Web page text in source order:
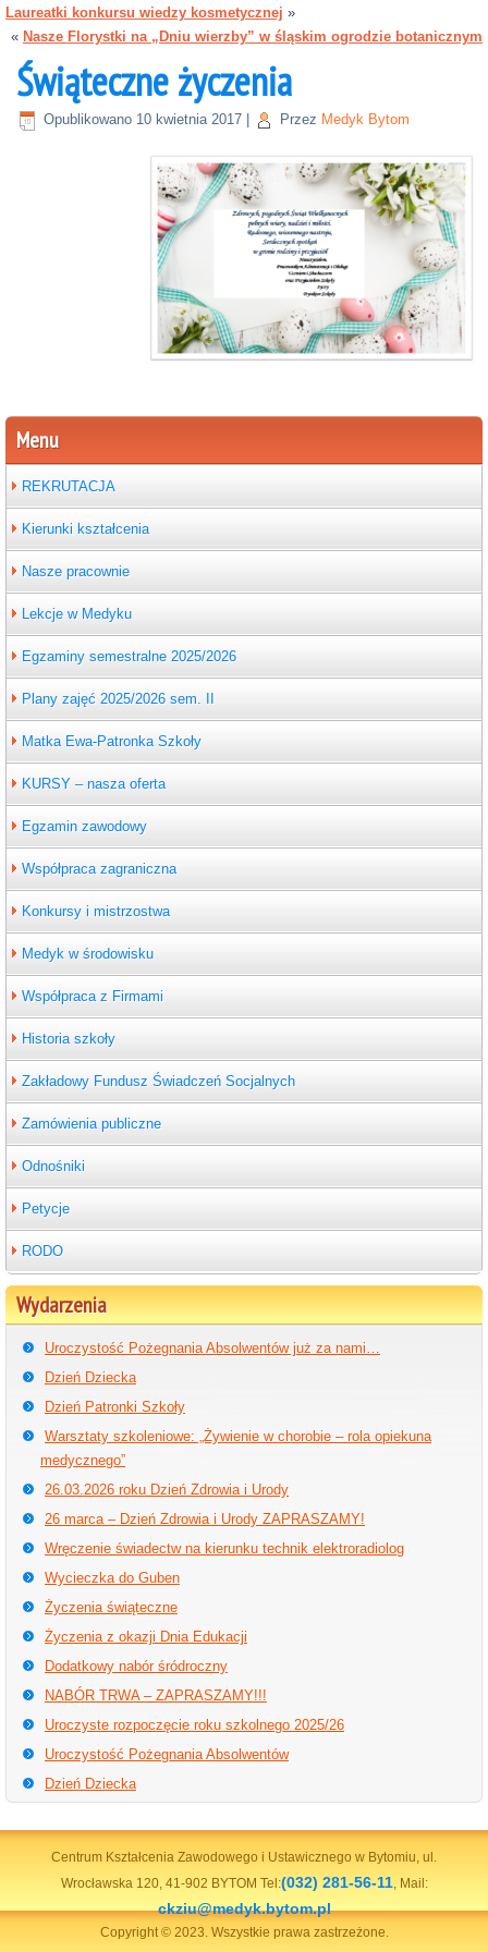
Menu
REKRUTACJA
Kierunki kształcenia
Nasze pracownie
Lekcje w Medyku
Egzaminy semestralne 2025/2026
Plany zajęć 2025/2026 sem. II
Matka Ewa-Patronka Szkoły
KURSY – nasza oferta
Egzamin zawodowy
Współpraca zagraniczna
Konkursy i mistrzostwa
Medyk w środowisku
Współpraca z Firmami
Historia szkoły
Zakładowy Fundusz Świadczeń Socjalnych
Zamówienia publiczne
Odnośniki
Petycje
RODO
Laureatki konkursu wiedzy kosmetycznej »
« Nasze Florystki na „Dniu wierzby” w śląskim ogrodzie botanicznym
Świąteczne życzenia
Opublikowano 10 kwietnia 2017 Przez Medyk Bytom
Wydarzenia
Uroczystość Pożegnania Absolwentów już za nami…
Dzień Dziecka
Dzień Patronki Szkoły
Warsztaty szkoleniowe: „Żywienie w chorobie – rola opiekuna
medycznego”
26.03.2026 roku Dzień Zdrowia i Urody
26 marca – Dzień Zdrowia i Urody ZAPRASZAMY!
Wręczenie świadectw na kierunku technik elektroradiolog
Wycieczka do Guben
Życzenia świąteczne
Życzenia z okazji Dnia Edukacji
Dodatkowy nabór śródroczny
NABÓR TRWA – ZAPRASZAMY!!!
Uroczyste rozpoczęcie roku szkolnego 2025/26
Uroczystość Pożegnania Absolwentów
Dzień Dziecka
Centrum Kształcenia Zawodowego i Ustawicznego w Bytomiu, ul.
Wrocławska 120, 41-902 BYTOM Tel:(032) 281-56-11, Mail:
ckziu@medyk.bytom.pl
Copyright © 2023. Wszystkie prawa zastrzeżone.